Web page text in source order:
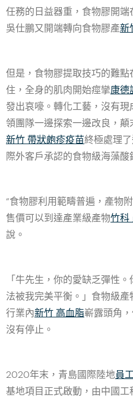
任務的日益器重，食物膠開端
吳仕鵬又開端轉向食物膠產新
但是，食物膠提取技巧的難
住，全身的肌肉開始痙攣康德
發出哀嚎。轉化工藝，沒有
領團隊一邊探索一邊改良，顛
新竹 帶狀皰疹疫苗終極處理
際外客戶承認的食物級海藻酸
“食物膠利用範疇普遍，產物
售價可以到達產業級產物竹科
說。
「牛先生，你的愛缺乏彈性
法被我完美平衡。」食物級
行業內新竹 高血脂嶄露頭角
沒有停止。
2020年末，青島國際陸地員
基地項目正式啟動，由中國